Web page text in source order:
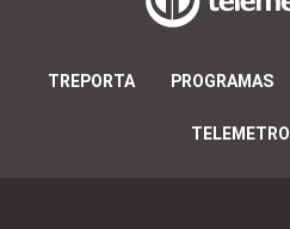
TREPORTA PROGRAMAS